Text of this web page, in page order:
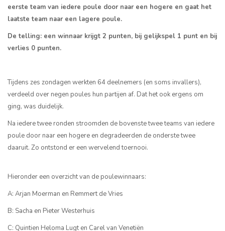
eerste team van iedere poule door naar een hogere en gaat het
laatste team naar een lagere poule.
De telling: een winnaar krijgt 2 punten, bij gelijkspel 1 punt en bij
verlies 0 punten.
Tijdens zes zondagen werkten 64 deelnemers (en soms invallers),
verdeeld over negen poules hun partijen af. Dat het ook ergens om
ging, was duidelijk.
Na iedere twee ronden stroomden de bovenste twee teams van iedere
poule door naar een hogere en degradeerden de onderste twee
daaruit. Zo ontstond er een wervelend toernooi.
Hieronder een overzicht van de poulewinnaars:
A: Arjan Moerman en Remmert de Vries
B: Sacha en Pieter Westerhuis
C: Quintien Heloma Lugt en Carel van Venetiën